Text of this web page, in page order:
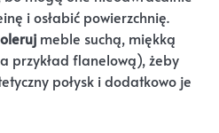
i osłabić powierzchnię.
meble suchą, miękką
przykład flanelową), żeby
połysk i dodatkowo je